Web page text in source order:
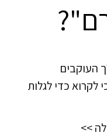
העוקבים
לקרוא כדי לגלות
>>​​​​​​​​